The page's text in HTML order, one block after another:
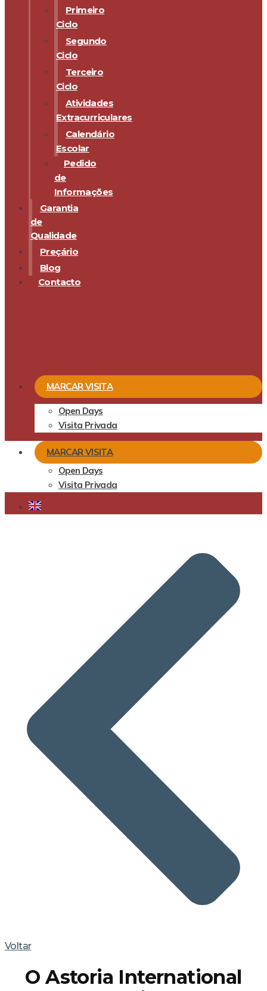
Primeiro
Ciclo
Segundo
Ciclo
Terceiro
Ciclo
Atividades
Extracurriculares
Calendário
Escolar
Pedido
de
Informações
Garantia
de
Qualidade
Preçário
Blog
Contacto
MARCAR VISITA
Open Days
Visita Privada
MARCAR VISITA
Open Days
Visita Privada
Voltar
O Astoria International